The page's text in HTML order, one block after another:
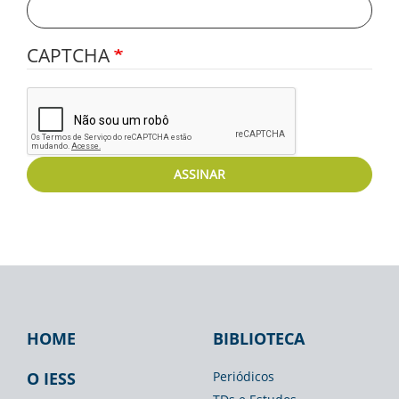
CAPTCHA
ASSINAR
Footer
IESS
HOME
O IESS
Footer
Biblioteca
BIBLIOTECA
Periódicos
Footer
Espaço